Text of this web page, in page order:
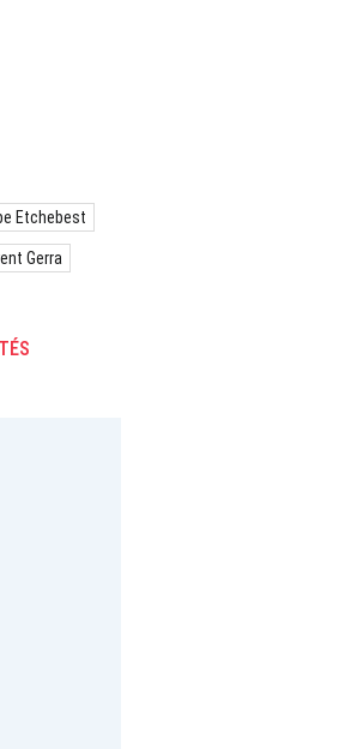
Etchebest
Gerra